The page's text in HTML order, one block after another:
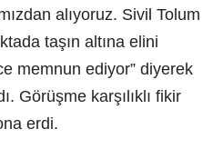
alıyoruz. Sivil Tolum
taşın altına elini
memnun ediyor” diyerek
Görüşme karşılıklı fikir
erdi.